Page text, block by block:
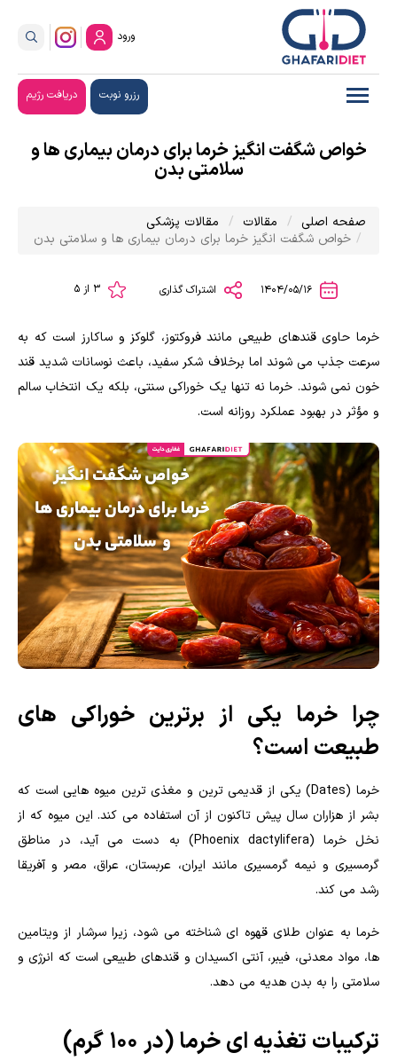
ورود
رزرو نوبت دریافت رژیم
خواص شگفت‌ انگیز خرما برای درمان بیماری‌ ها و
سلامتی بدن
صفحه اصلی مقالات
مقالات پزشکی
خواص شگفت‌ انگیز خرما برای درمان بیماری‌ ها و سلامتی بدن
اشتراک گذاری
خرما حاوی قندهای طبیعی مانند فروکتوز، گلوکز و ساکارز است که به
سرعت جذب می شوند اما برخلاف شکر سفید، باعث نوسانات شدید قند
خون نمی شوند. خرما نه تنها یک خوراکی سنتی، بلکه یک انتخاب سالم
و مؤثر در بهبود عملکرد روزانه است.
چرا خرما یکی از برترین خوراکی های
طبیعت است؟
خرما (Dates) یکی از قدیمی ترین و مغذی ترین میوه هایی است که
بشر از هزاران سال پیش تاکنون از آن استفاده می کند. این میوه که از
نخل خرما (Phoenix dactylifera) به دست می آید، در مناطق
گرمسیری و نیمه گرمسیری مانند ایران، عربستان، عراق، مصر و آفریقا
رشد می کند.
خرما به عنوان طلای قهوه ای شناخته می شود، زیرا سرشار از ویتامین
ها، مواد معدنی، فیبر، آنتی اکسیدان و قندهای طبیعی است که انرژی و
سلامتی را به بدن هدیه می دهد.
ترکیبات تغذیه ای خرما (در ۱۰۰ گرم)